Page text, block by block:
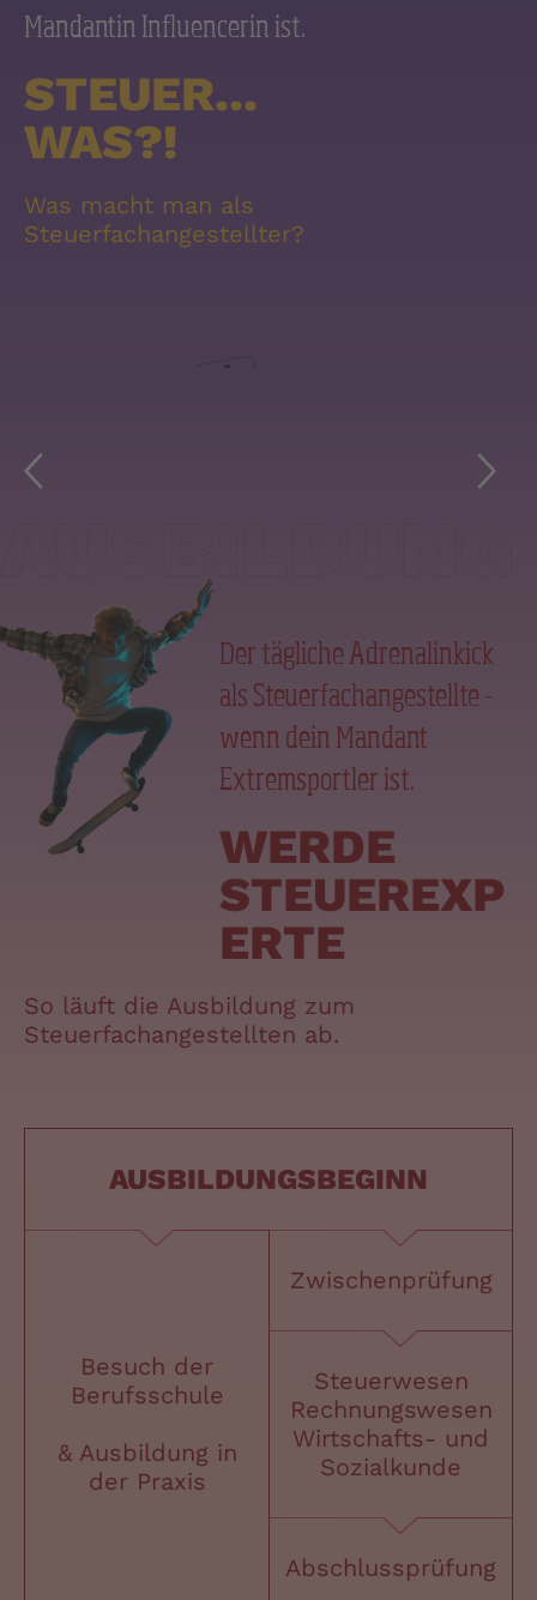
Mandantin Influencerin ist.
STEUER...
WAS?!
Was macht man als
Steuerfachangestellter?
ABWECHSLUNG
Der tägliche Adrenalinkick
als Steuerfachangestellte -
wenn dein Mandant
Extremsportler ist.
WERDE
STEUEREXP
ERTE
So läuft die Ausbildung zum
Steuerfachangestellten ab.
AUSBILDUNGSBEGINN
Besuch der
Berufsschule
& Ausbildung in
der Praxis
Zwischenprüfung
Steuerwesen
Rechnungswesen
Wirtschafts- und
Sozialkunde
Abschlussprüfung